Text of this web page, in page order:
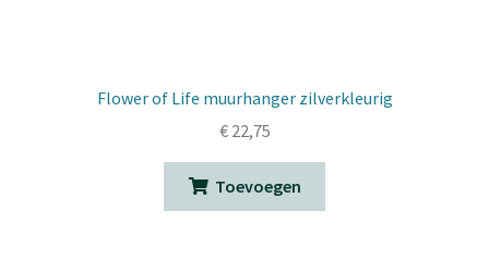
Flower of Life muurhanger zilverkleurig
€22,75
Toevoegen